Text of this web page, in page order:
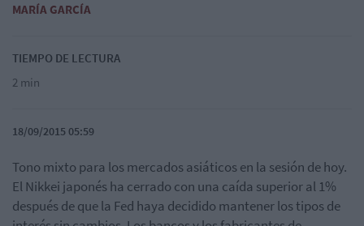
MARÍA GARCÍA
TIEMPO DE LECTURA
2 min
18/09/2015 05:59
Tono mixto para los mercados asiáticos en la sesión de hoy.
El Nikkei japonés ha cerrado con una caída superior al 1%
después de que la Fed haya decidido mantener los tipos de